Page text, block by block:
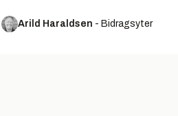
Arild Haraldsen - Bidragsyter